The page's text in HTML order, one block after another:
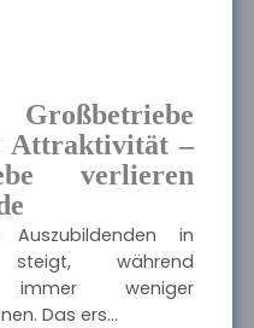
Großbetriebe
Attraktivität –
verlieren
in
steigt, während
immer weniger
Das ers...
Verein -
Verein -
wichtigen
und
zur
Vereins.